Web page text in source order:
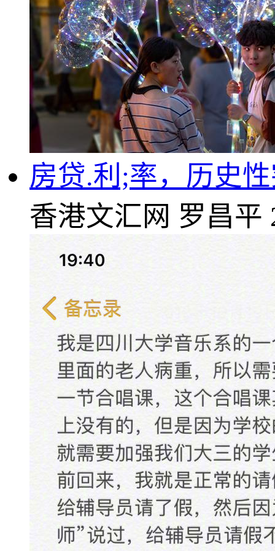
房贷.利;率，历史
香港文汇网 罗昌平